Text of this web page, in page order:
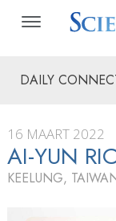
DAILY
16 MAART 2022
AI-YUN
KEELUNG,